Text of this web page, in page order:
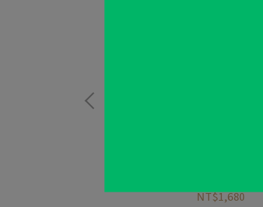
NT$1,680